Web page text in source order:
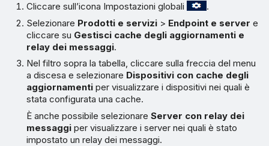
Cliccare sull’icona Impostazioni globali
.
Selezionare Prodotti e servizi > Endpoint e server e
cliccare su Gestisci cache degli aggiornamenti e
relay dei messaggi.
Nel filtro sopra la tabella, cliccare sulla freccia del menu
a discesa e selezionare Dispositivi con cache degli
aggiornamenti per visualizzare i dispositivi nei quali è
stata configurata una cache.
È anche possibile selezionareServer con relay dei
messaggi per visualizzare i server nei quali è stato
impostato un relay dei messaggi.